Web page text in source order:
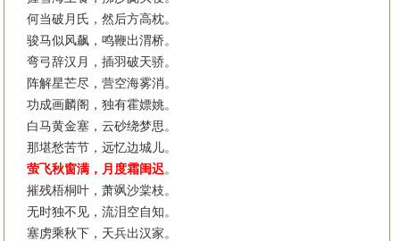
何当破月氏，然后方高枕。
骏马似风飙，鸣鞭出渭桥。
弯弓辞汉月，插羽破天骄。
阵解星芒尽，营空海雾消。
功成画麟阁，独有霍嫖姚。
白马黄金塞，云砂绕梦思。
那堪愁苦节，远忆边城儿。
萤飞秋窗满，月度霜闺迟。
摧残梧桐叶，萧飒沙棠枝。
无时独不见，流泪空自知。
塞虏乘秋下，天兵出汉家。